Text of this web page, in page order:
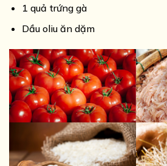
1 quả trứng gà
Dầu oliu ăn dặm